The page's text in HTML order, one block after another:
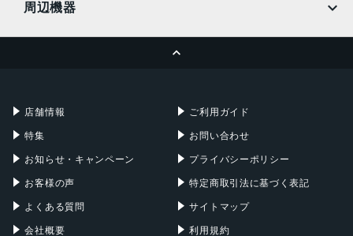
周辺機器
店舗情報
特集
お知らせ・キャンペーン
お客様の声
よくある質問
会社概要
ご利用ガイド
お問い合わせ
プライバシーポリシー
特定商取引法に基づく表記
サイトマップ
利用規約